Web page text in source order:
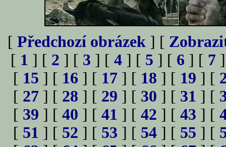
[ Předchozí obrázek ] [
[ 1 ] [ 2 ] [ 3 ] [ 4 ] [ 5 ] [ 6 ] [ 7
[ 15 ] [ 16 ] [ 17 ] [ 18 ] [ 19 ] [
[ 27 ] [ 28 ] [ 29 ] [ 30 ] [ 31 ] [
[ 39 ] [ 40 ] [ 41 ] [ 42 ] [ 43 ] [
[ 51 ] [ 52 ] [ 53 ] [ 54 ] [ 55 ] [